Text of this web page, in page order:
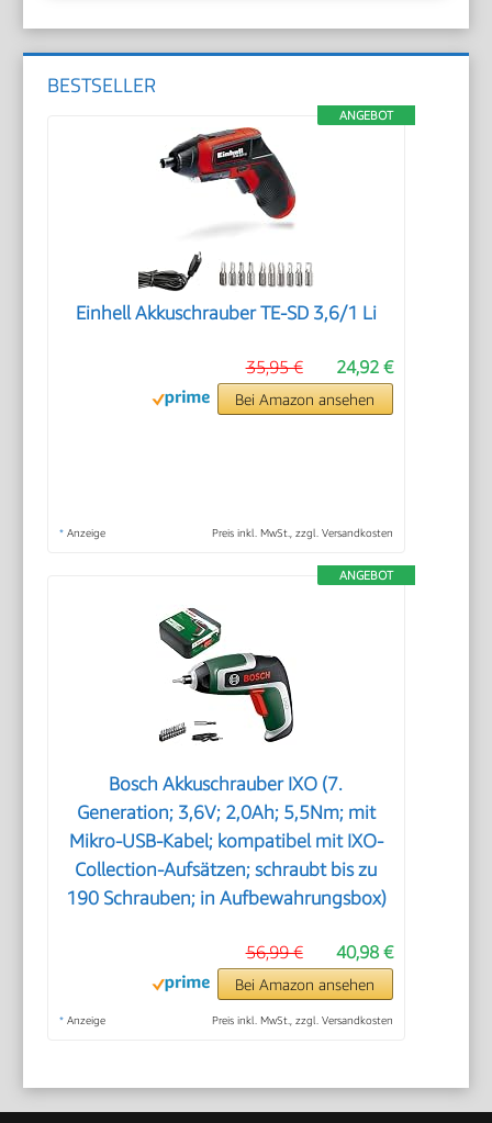
BESTSELLER
ANGEBOT
Einhell Akkuschrauber TE-SD 3,6/1 Li
24,92 €
35,95 €
Bei Amazon ansehen
* Anzeige Preis inkl. MwSt., zzgl. Versandkosten
ANGEBOT
Bosch Akkuschrauber IXO (7.
Generation; 3,6V; 2,0Ah; 5,5Nm; mit
Mikro-USB-Kabel; kompatibel mit IXO-
Collection-Aufsätzen; schraubt bis zu
190 Schrauben; in Aufbewahrungsbox)
40,98 €
56,99 €
Bei Amazon ansehen
* Anzeige Preis inkl. MwSt., zzgl. Versandkosten